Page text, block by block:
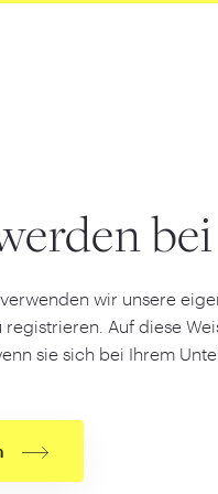
wir unsere
registrieren. Auf diese
sie sich bei Ihrem